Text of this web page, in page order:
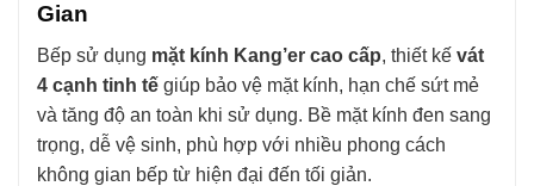
Gian
Bếp sử dụng mặt kính Kang’er cao cấp, thiết kế vát
4 cạnh tinh tế giúp bảo vệ mặt kính, hạn chế sứt mẻ
và tăng độ an toàn khi sử dụng. Bề mặt kính đen sang
trọng, dễ vệ sinh, phù hợp với nhiều phong cách
không gian bếp từ hiện đại đến tối giản.